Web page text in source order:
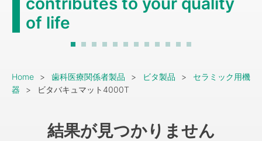
of life
Breadcrumb
Home 歯科医療関係者製品 ビタ製品
セラミック用機
器
ビタバキュマット4000T
結果が見つかりません